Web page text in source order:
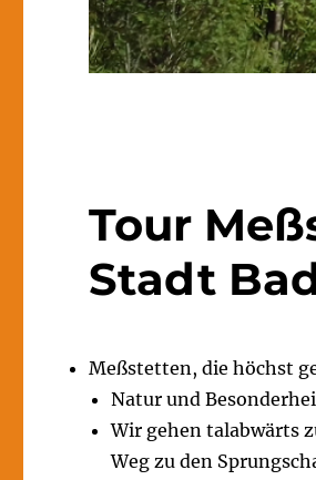
Tour
Stadt
Meßstetten, die höchst
Natur und
Wir gehen talabwärts
Weg zu den